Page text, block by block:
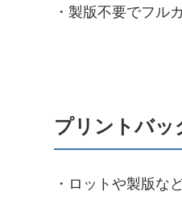
・製版不要でフル
プリントバッ
・ロットや製版な